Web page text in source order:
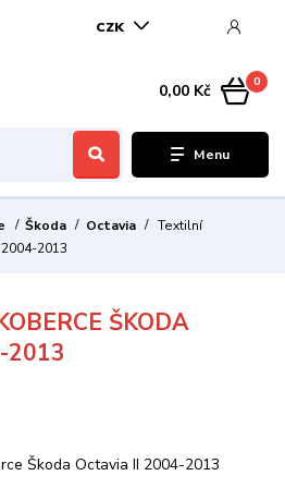
Menu
CZK
0
0,00 Kč
Škoda Octavia
Textilní
2013
ŠKODA
2013